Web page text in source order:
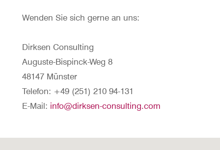
Wenden Sie sich gerne an uns:
Dirksen Consulting
Auguste-Bispinck-Weg 8
48147 Münster
Telefon: +49 (251) 210 94-131
E-Mail: info@dirksen-consulting.com